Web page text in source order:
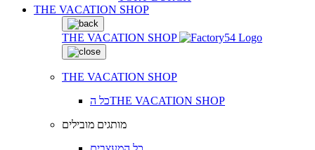
THE VACATION SHOP
THE VACATION SHOP
THE VACATION SHOP
כל הTHE VACATION SHOP
מותגים מובילים